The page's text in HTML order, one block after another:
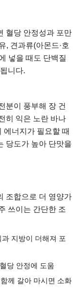
혈당 안정성과 포만
, 견과류(아몬드·호
넣을 때도 단백질
니다.
분이 풍부해 장 건
히 익은 노란 바나
에너지가 필요할 때
당도가 높아 단맛을
조합으로 더 영양가
쓰이는 간단한 조
지방이 더해져 포
당 안정에 도움
께 갈아 마시면 소화